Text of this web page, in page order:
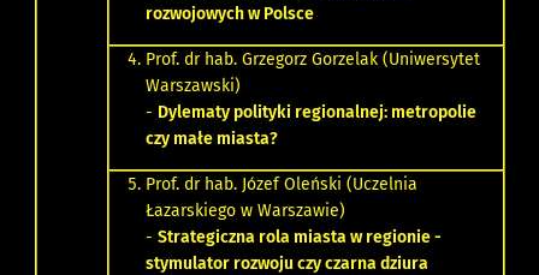
rozwojowych w Polsce
Prof. dr hab. Grzegorz Gorzelak (Uniwersytet
Warszawski)
- Dylematy polityki regionalnej: metropolie
czy małe miasta?
Prof. dr hab. Józef Oleński (Uczelnia
Łazarskiego w Warszawie)
- Strategiczna rola miasta w regionie -
stymulator rozwoju czy czarna dziura